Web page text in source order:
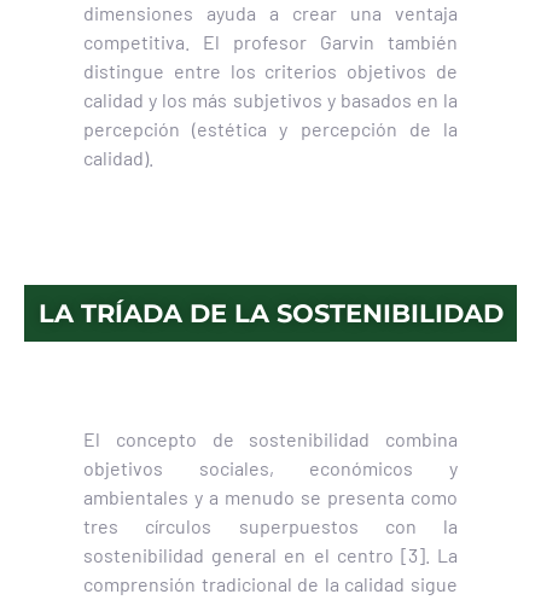
dimensiones ayuda a crear una ventaja
competitiva. El profesor Garvin también
distingue entre los criterios objetivos de
calidad y los más subjetivos y basados en la
percepción (estética y percepción de la
calidad).
LA TRÍADA DE LA SOSTENIBILIDAD
El concepto de sostenibilidad combina
objetivos sociales, económicos y
ambientales y a menudo se presenta como
tres círculos superpuestos con la
sostenibilidad general en el centro [3]. La
comprensión tradicional de la calidad sigue